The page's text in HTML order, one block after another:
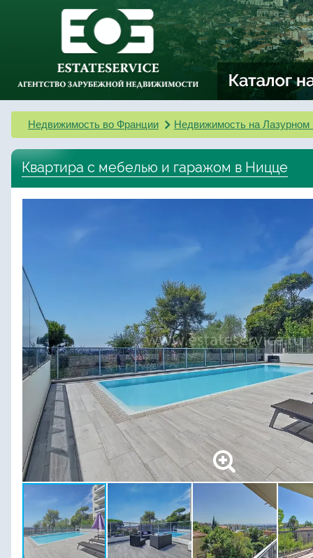
Недвижимость во Франции Недвижимость на Лазурном
Квартира с мебелью и гаражом в Ницце